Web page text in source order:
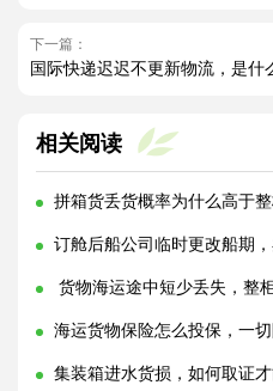
下一篇：
相关阅读
拼箱货丢货概率为什么高于整柜，有什
订舱后船公司临时更改船期，卖家如何
货物海运途中短少丢失，整柜和拼箱理赔
海运货物保险怎么投保，一切险和平安险
集装箱进水货损，如何取证才能顺利向